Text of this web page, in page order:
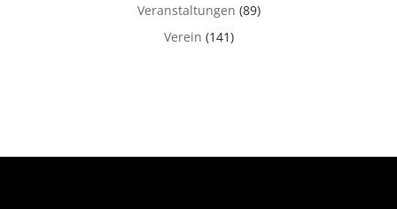
Veranstaltungen (89)
Verein (141)